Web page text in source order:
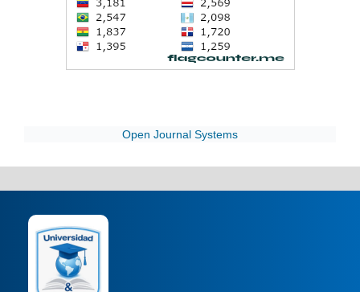
Open Journal Systems